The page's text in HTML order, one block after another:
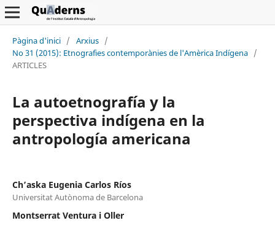
Pàgina d'inici / Arxius /
No 31 (2015): Etnografies contemporànies de l'Amèrica Indígena /
ARTICLES
La autoetnografía y la
perspectiva indígena en la
antropología americana
Ch’aska Eugenia Carlos Ríos
Universitat Autònoma de Barcelona
Montserrat Ventura i Oller